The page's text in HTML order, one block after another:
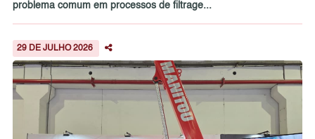
problema comum em processos de filtrage...
29 DE JULHO 2026